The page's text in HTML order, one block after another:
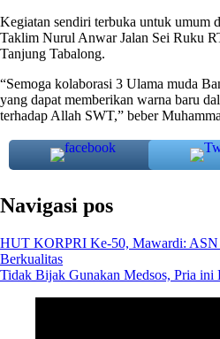
Kegiatan sendiri terbuka untuk umum
Taklim Nurul Anwar Jalan Sei Ruku
Tanjung Tabalong.
“Semoga kolaborasi 3 Ulama muda
yang dapat memberikan warna baru
terhadap Allah SWT,” beber
Navigasi pos
HUT KORPRI Ke-50, Mawardi: ASN
Berkualitas
Tidak Bijak Gunakan Medsos, Pria ini